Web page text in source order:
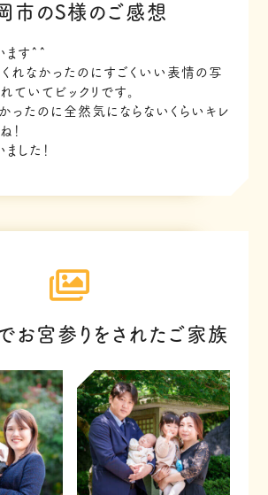
市のS様のご感想
ます^^
れなかったのにすごくいい表情の写
ていてビックリです。
ったのに全然気にならないくらいキレ
！
した！
お宮参りをされたご家族